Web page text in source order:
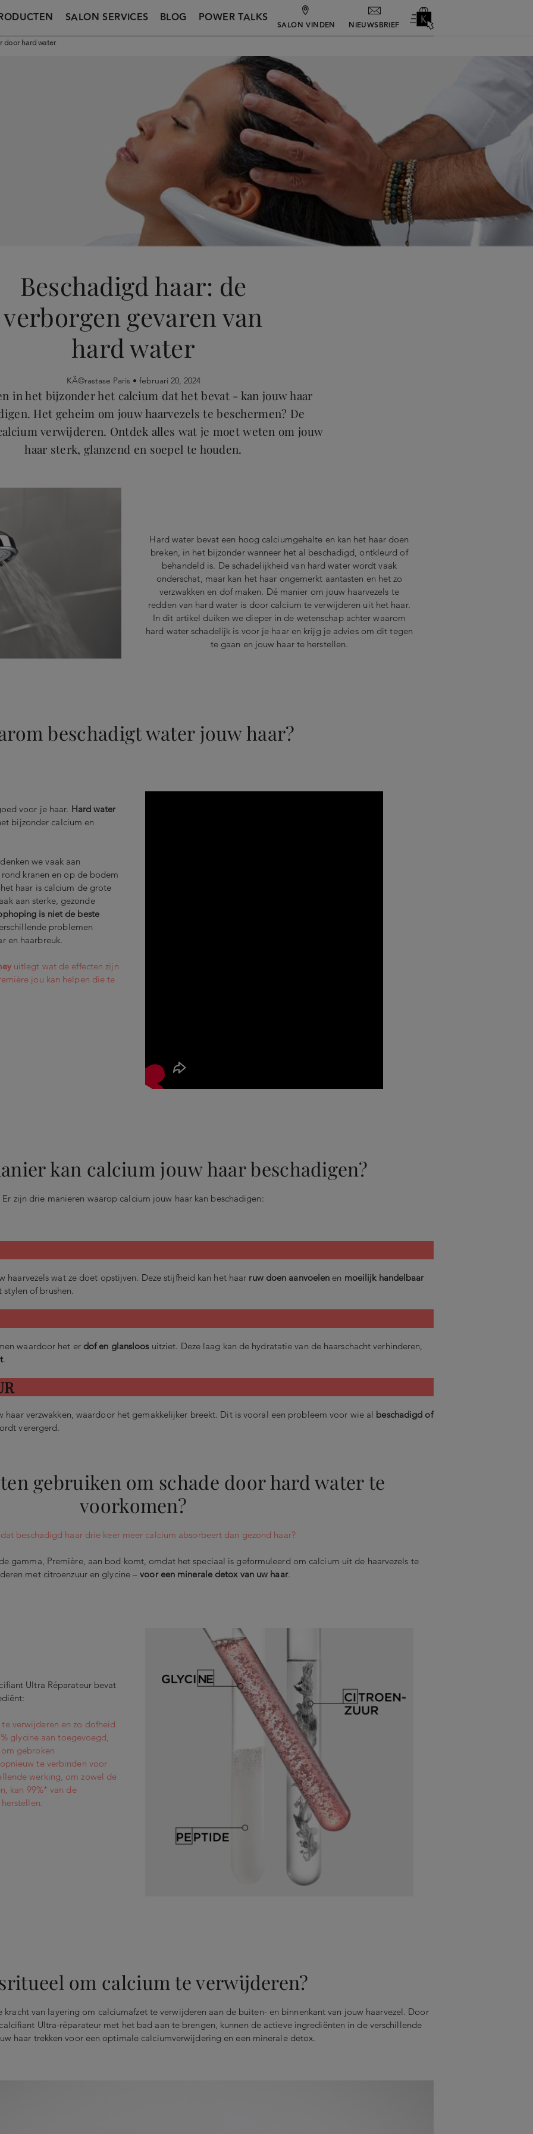
SALON SERVICES BLOG POWER TALKS
SALON VINDEN NIEUWSBRIEF
door hard water
Beschadigd haar: de
verborgen gevaren van
hard water
KÃ©rastase Paris • februari 20, 2024
in het bijzonder het calcium dat het bevat - kan jouw haar
Het geheim om jouw haarvezels te beschermen? De
verwijderen. Ontdek alles wat je moet weten om jouw
haar sterk, glanzend en soepel te houden.
Hard water bevat een hoog calciumgehalte en kan het haar doen
breken, in het bijzonder wanneer het al beschadigd, ontkleurd of
behandeld is. De schadelijkheid van hard water wordt vaak
onderschat, maar kan het haar ongemerkt aantasten en het zo
verzwakken en dof maken. Dé manier om jouw haarvezels te
redden van hard water is door calcium te verwijderen uit het haar.
In dit artikel duiken we dieper in de wetenschap achter waarom
hard water schadelijk is voor je haar en krijg je advies om dit tegen
te gaan en jouw haar te herstellen.
beschadigt water jouw haar?
voor je haar. Hard water
bijzonder calcium en
we vaak aan
kranen en op de bodem
haar is calcium de grote
aan sterke, gezonde
is niet de beste
problemen
en haarbreuk.
uitlegt wat de effecten zijn
jou kan helpen die te
kan calcium jouw haar beschadigen?
Er zijn drie manieren waarop calcium jouw haar kan beschadigen:
wat ze doet opstijven. Deze stijfheid kan het haar ruw doen aanvoelen en moeilijk handelbaar
of brushen.
waardoor het er dof en glansloosuitziet. Deze laag kan de hydratatie van de haarschacht verhinderen,
haar verzwakken, waardoor het gemakkelijker breekt. Dit is vooral een probleem voor wie al beschadigd of
verergerd.
gebruiken om schade door hard water te
voorkomen?
beschadigd haar drie keer meer calcium absorbeert dan gezond haar?
gamma, Première, aan bod komt, omdat het speciaal is geformuleerd om calcium uit de haarvezels te
met citroenzuur en glycine –voor een minerale detox van uw haar.
Ultra Réparateur bevat
verwijderen en zo dofheid
glycine aan toegevoegd,
gebroken
te verbinden voor
werking, om zowel de
kan 99%* van de
om calcium te verwijderen?
van layering om calciumafzet te verwijderen aan de buiten- en binnenkant van jouw haarvezel. Door
Ultra-réparateur met het bad aan te brengen, kunnen de actieve ingrediënten in de verschillende
haar trekken voor een optimale calciumverwijdering en een minerale detox.